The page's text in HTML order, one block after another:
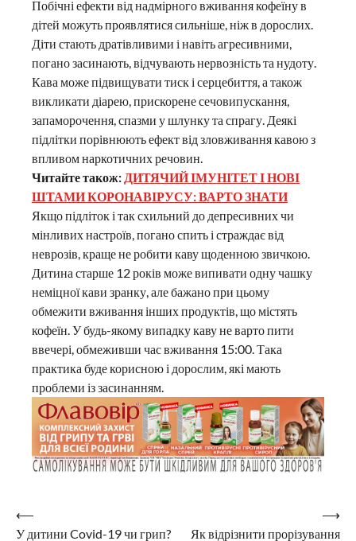
Побічні ефекти від надмірного вживання кофеїну в
дітей можуть проявлятися сильніше, ніж в дорослих.
Діти стають дратівливими і навіть агресивними,
погано засинають, відчувають нервозність та нудоту.
Кава може підвищувати тиск і серцебиття, а також
викликати діарею, прискорене сечовипускання,
запаморочення, спазми у шлунку та спрагу. Деякі
підлітки порівнюють ефект від зловживання кавою з
впливом наркотичних речовин.
Читайте також: ДИТЯЧИЙ ІМУНІТЕТ І НОВІ
ШТАМИ КОРОНАВІРУСУ: ВАРТО ЗНАТИ
Якщо підліток і так схильний до депресивних чи
мінливих настроїв, погано спить і страждає від
неврозів, краще не робити каву щоденною звичкою.
Дитина старше 12 років може випивати одну чашку
неміцної кави зранку, але бажано при цьому
обмежити вживання інших продуктів, що містять
кофеїн. У будь-якому випадку каву не варто пити
ввечері, обмеживши час вживання 15:00. Така
практика буде корисною і дорослим, які мають
проблеми із засинанням.
Навігація
⟵
У дитини Covid-19 чи грип?
Як відрізнити прорізування
⟶